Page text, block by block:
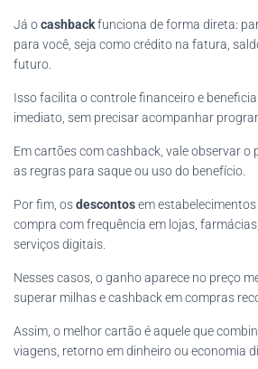
Já ocashbackfunciona de forma direta:
para você, seja como crédito na fatura,
futuro.
Isso facilita o controle financeiro e
imediato, sem precisar acompanhar
Em cartões com cashback, vale observar o
as regras para saque ou uso do benefício.
Por fim, osdescontosem
compra com frequência em lojas,
serviços digitais.
Nesses casos, o ganho aparece no preço
superar milhas e cashback em compras
Assim, o melhor cartão é aquele que
viagens, retorno em dinheiro ou economia